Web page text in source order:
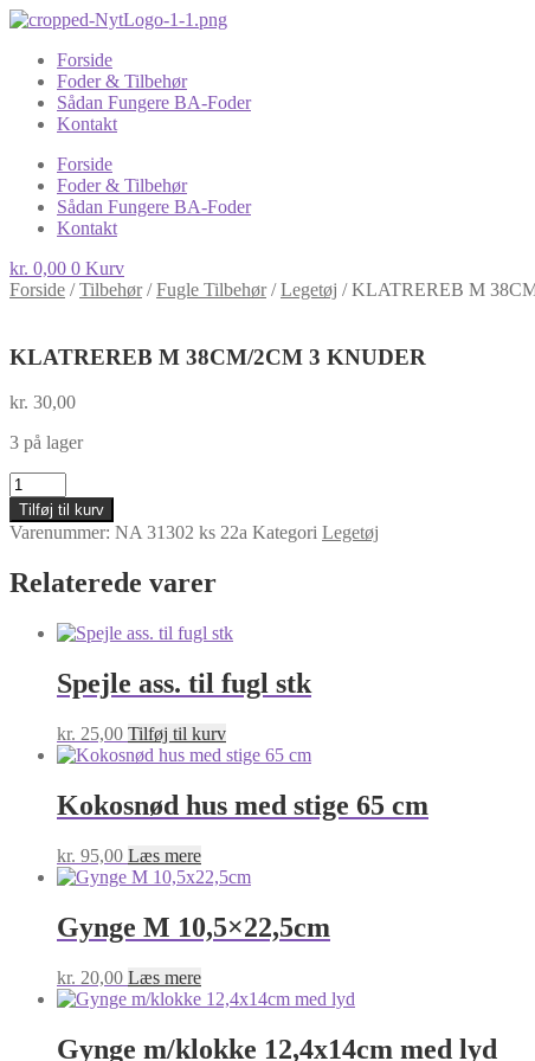
Forside
Foder & Tilbehør
Sådan Fungere BA-Foder
Kontakt
Forside
Foder & Tilbehør
Sådan Fungere BA-Foder
Kontakt
kr. 0,00 0 Kurv
Forside /Tilbehør/Fugle Tilbehør/Legetøj /KLATREREB M
KLATREREB M 38CM/2CM 3 KNUDER
kr. 30,00
3 på lager
KLATREREB
M
38CM/2CM
3
KNUDER
antal
Tilføj til kurv
Varenummer: NA 31302 ks 22a Kategori Legetøj
Relaterede varer
Spejle ass. til fugl stk
kr. 25,00 Tilføj til kurv
Kokosnød hus med stige 65 cm
kr. 95,00 Læs mere
Gynge M 10,5×22,5cm
kr. 20,00 Læs mere
Gynge m/klokke 12,4x14cm med lyd